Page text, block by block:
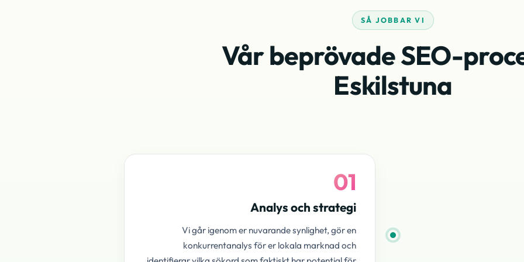
SÅ JOBBAR VI
Vår beprövade SEO-
Eskilstuna
01
Analys och strategi
Vi går igenom er nuvarande synlighet, gör en
konkurrentanalys för er lokala marknad och